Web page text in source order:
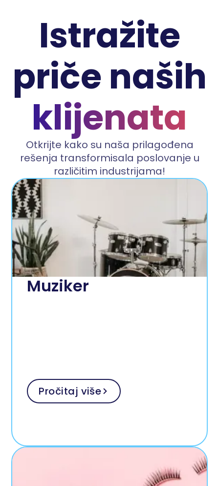
Istražite
priče naših
klijenata
Otkrijte kako su naša prilagođena
rešenja transformisala poslovanje u
različitim industrijama!
Muziker
Pročitaj više